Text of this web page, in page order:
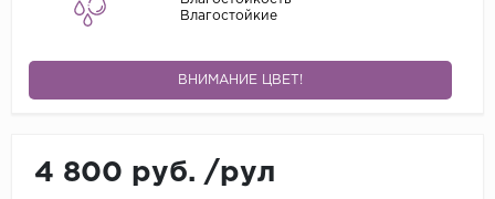
Влагостойкие
ВНИМАНИЕ ЦВЕТ!
4 800 руб. /рул